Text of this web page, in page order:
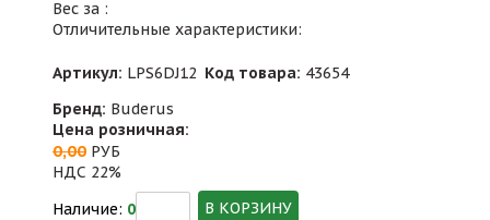
Вес за :
Отличительные характеристики:
Артикул: LPS6DJ12 Код товара: 43654
Бренд: Buderus
Цена розничная:
0,00 РУБ
НДС 22%
Наличие: 0 В КОРЗИНУ